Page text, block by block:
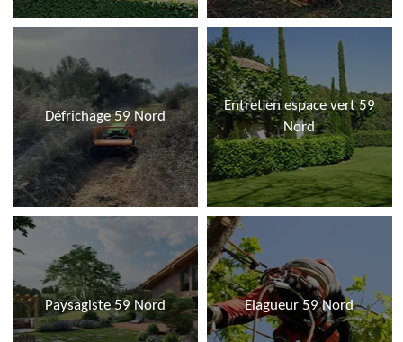
Défrichage 59 Nord
Entretien espace vert 59
Nord
Paysagiste 59 Nord Elagueur 59 Nord